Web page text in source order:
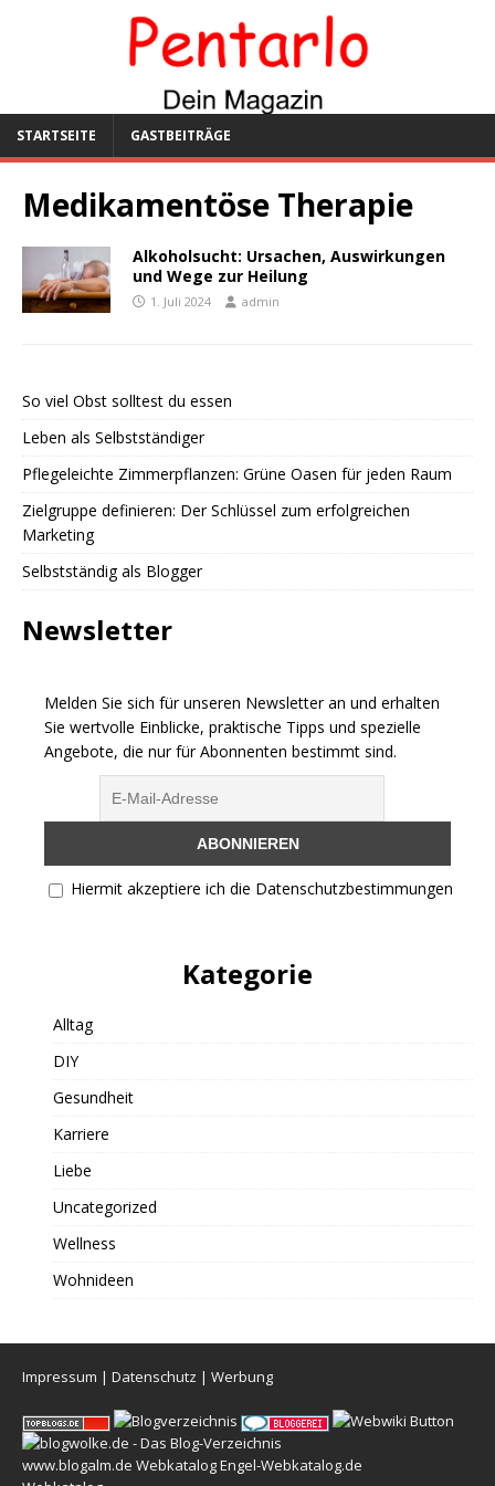
STARTSEITE GASTBEITRÄGE
Medikamentöse Therapie
Alkoholsucht: Ursachen, Auswirkungen
und Wege zur Heilung
1. Juli 2024 admin
So viel Obst solltest du essen
Leben als Selbstständiger
Pflegeleichte Zimmerpflanzen: Grüne Oasen für jeden Raum
Zielgruppe definieren: Der Schlüssel zum erfolgreichen
Marketing
Selbstständig als Blogger
Newsletter
Melden Sie sich für unseren Newsletter an und erhalten
Sie wertvolle Einblicke, praktische Tipps und spezielle
Angebote, die nur für Abonnenten bestimmt sind.
Hiermit akzeptiere ich die Datenschutzbestimmungen
Kategorie
Alltag
DIY
Gesundheit
Karriere
Liebe
Uncategorized
Wellness
Wohnideen
Impressum | Datenschutz | Werbung
www.blogalm.de WebkatalogEngel-Webkatalog.de